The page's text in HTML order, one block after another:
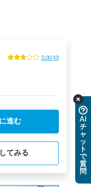
3.00 (0)
進む
てみる
AI
チ
ャ
ッ
ト
で
質
問